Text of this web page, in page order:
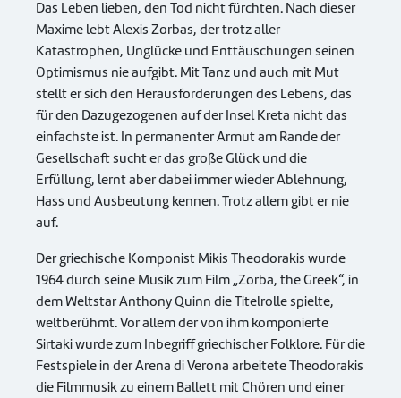
Das Leben lieben, den Tod nicht fürchten. Nach dieser
Maxime lebt Alexis Zorbas, der trotz aller
Katastrophen, Unglücke und Enttäuschungen seinen
Optimismus nie aufgibt. Mit Tanz und auch mit Mut
stellt er sich den Herausforderungen des Lebens, das
für den Dazugezogenen auf der Insel Kreta nicht das
einfachste ist. In permanenter Armut am Rande der
Gesellschaft sucht er das große Glück und die
Erfüllung, lernt aber dabei immer wieder Ablehnung,
Hass und Ausbeutung kennen. Trotz allem gibt er nie
auf.
Der griechische Komponist Mikis Theodorakis wurde
1964 durch seine Musik zum Film „Zorba, the Greek“, in
dem Weltstar Anthony Quinn die Titelrolle spielte,
weltberühmt. Vor allem der von ihm komponierte
Sirtaki wurde zum Inbegriff griechischer Folklore. Für die
Festspiele in der Arena di Verona arbeitete Theodorakis
die Filmmusik zu einem Ballett mit Chören und einer